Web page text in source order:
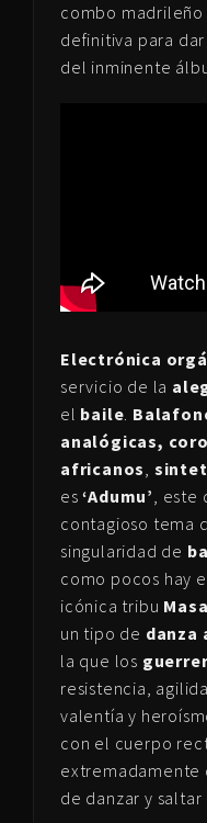
combo madrileño
definitiva para
del inminente
Electrónica
servicio de la
el baile
analógicas,
africanos
es‘Adumu’ ,
contagioso tema
singularidad de
como pocos hay
icónica tribu
un tipo de danza
la que los
resistencia,
valentía y
con el cuerpo
extremadamente
de danzar y